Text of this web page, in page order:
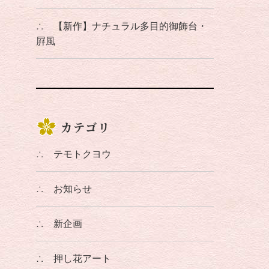
∴
【新作】ナチュラル多目的御飾台・
屛風
カテゴリ
∴ テモトクヨウ
∴ お知らせ
∴新企画
∴押し花アート